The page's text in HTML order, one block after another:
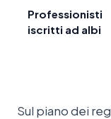
Professionisti
iscritti ad albi
Sul piano dei